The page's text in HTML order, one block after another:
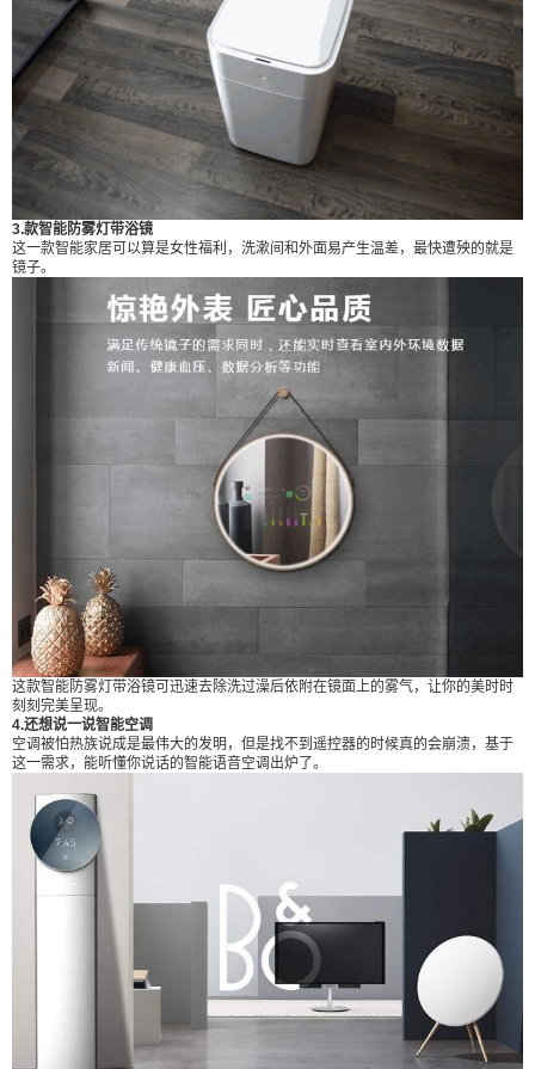
3.款智能防雾灯带浴镜
这一款智能家居可以算是女性福利，洗漱间和外面易产生温差，最快遭殃的就是
镜子。
这款智能防雾灯带浴镜可迅速去除洗过澡后依附在镜面上的雾气，让你的美时时
刻刻完美呈现。
4.还想说一说智能空调
空调被怕热族说成是最伟大的发明，但是找不到遥控器的时候真的会崩溃，基于
这一需求，能听懂你说话的智能语音空调出炉了。
立刻支付
¥
立刻支付
6位以上
6位以上